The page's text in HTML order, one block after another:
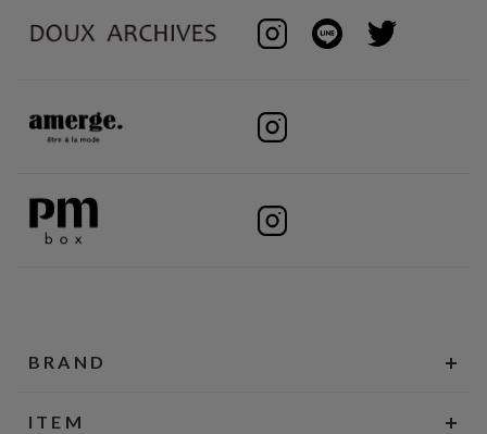
BRAND
ITEM